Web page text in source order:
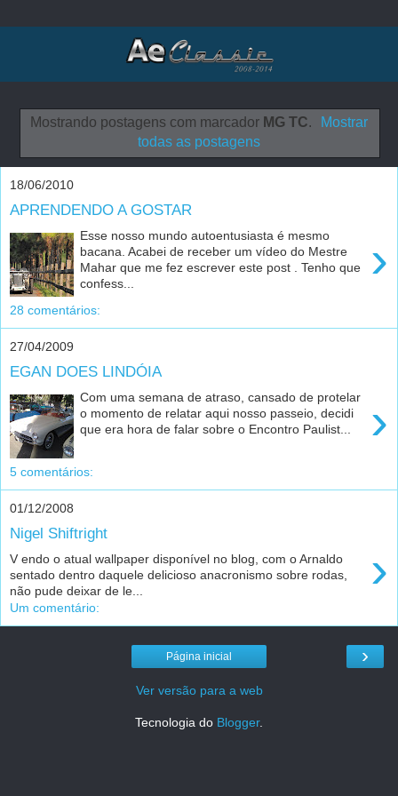
Mostrando postagens com marcador MG TC.
Mostrar
todas as postagens
18/06/2010
APRENDENDO A GOSTAR
›
Esse nosso mundo autoentusiasta é mesmo
bacana. Acabei de receber um vídeo do Mestre
Mahar que me fez escrever este post . Tenho que
confess...
28 comentários:
27/04/2009
EGAN DOES LINDÓIA
›
Com uma semana de atraso, cansado de protelar
o momento de relatar aqui nosso passeio, decidi
que era hora de falar sobre o Encontro Paulist...
5 comentários:
01/12/2008
Nigel Shiftright
›
V endo o atual wallpaper disponível no blog, com o Arnaldo
sentado dentro daquele delicioso anacronismo sobre rodas,
não pude deixar de le...
Um comentário:
›
Página inicial
Ver versão para a web
Tecnologia do Blogger.